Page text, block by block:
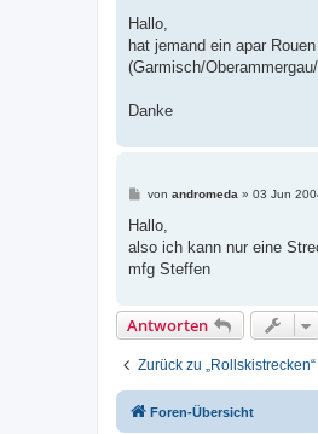
i
r
a
Hallo,
hat jemand ein apar
(Garmisch/
Danke
B
i
r
a
g
von andromeda » 03 Jun
Hallo,
also ich kann nur eine
mfg Steffen
Antworten
Zurück zu „Rollskistrecken“
Foren-Übersicht